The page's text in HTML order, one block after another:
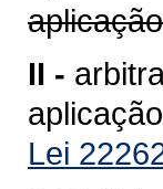
II -
Lei